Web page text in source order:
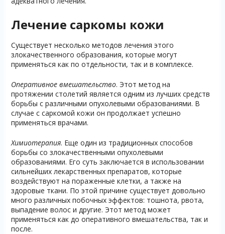
Лечение саркомы кожи
Существует несколько методов лечения этого
злокачественного образования, которые могут
применяться как по отдельности, так и в комплексе.
Оперативное вмешательство. Этот метод на
протяжении столетий является одним из лучших средств
борьбы с различными опухолевыми образованиями. В
случае с саркомой кожи он продолжает успешно
применяться врачами.
Химиотерапия. Еще один из традиционных способов
борьбы со злокачественными опухолевыми
образованиями. Его суть заключается в использовании
сильнейших лекарственных препаратов, которые
воздействуют на пораженные клетки, а также на
здоровые ткани. По этой причине существует довольно
много различных побочных эффектов: тошнота, рвота,
выпадение волос и другие. Этот метод может
применяться как до оперативного вмешательства, так и
после.